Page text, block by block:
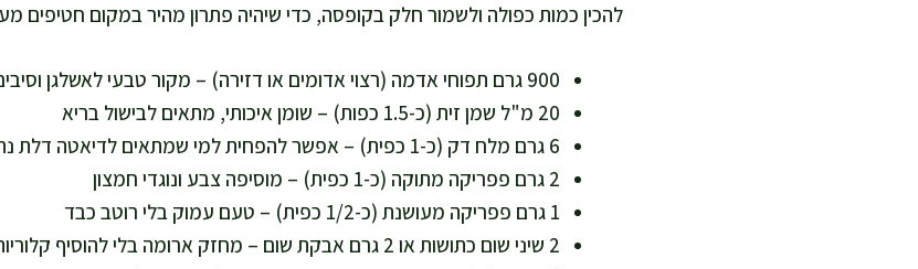
להכין כמות כפולה ולשמור חלק בקופסה, כדי שיהיה פתרון מהיר במקום חטיפים
900 גרם תפוחי אדמה (רצוי אדומים או דזירה) – מקור טבעי לאשלגן וסיבים
20 מ"ל שמן זית (כ-1.5 כפות) – שומן איכותי, מתאים לבישול בריא
6 גרם מלח דק (כ-1 כפית) – אפשר להפחית למי שמתאים לדיאטה דלת נתרן
2 גרם פפריקה מתוקה (כ-1 כפית) – מוסיפה צבע ונוגדי חמצון
1 גרם פפריקה מעושנת (כ-1/2 כפית) – טעם עמוק בלי רוטב כבד
2 שיני שום כתושות או 2 גרם אבקת שום – מחזק ארומה בלי להוסיף קלוריות